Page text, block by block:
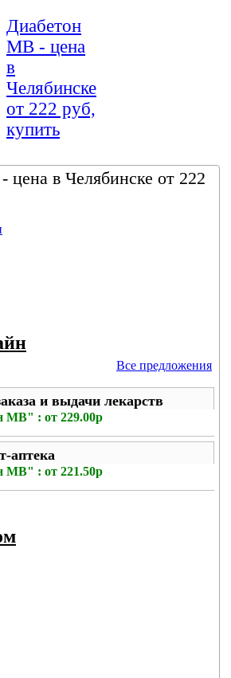
Диабетон
МВ - цена
в
Челябинске
от 222 руб,
купить
в Челябинске от 222
Все предложения
и выдачи лекарств
МВ" : от 229.00р
аптека
МВ" : от 221.50р